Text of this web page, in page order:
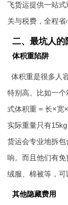
飞货运提供一站
关与税费，全程省
二、最坑人的
体积重陷阱
体积重是很多人
特别高。比如一
式体积重 = 长×宽
实际重量只有
货运会专业地拆
响。而且他们有
绒服、棉被等，可
其他隐藏费用